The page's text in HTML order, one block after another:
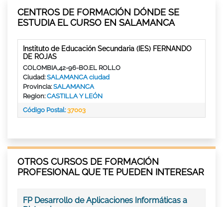
CENTROS DE FORMACIÓN DÓNDE SE
ESTUDIA EL CURSO EN SALAMANCA
Instituto de Educación Secundaria (IES) FERNANDO
DE ROJAS
COLOMBIA,42-96-BO.EL ROLLO
Ciudad:SALAMANCA ciudad
Provincia:SALAMANCA
Region:CASTILLA Y LEÓN
Código Postal:37003
OTROS CURSOS DE FORMACIÓN
PROFESIONAL QUE TE PUEDEN INTERESAR
FP Desarrollo de Aplicaciones Informáticas a